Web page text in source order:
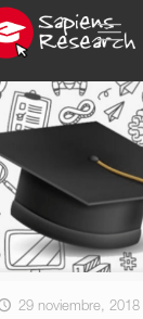
29 noviembre, 2018